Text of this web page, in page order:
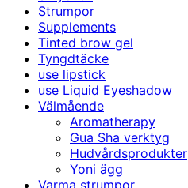
Strumpor
Supplements
Tinted brow gel
Tyngdtäcke
use lipstick
use Liquid Eyeshadow
Välmående
Aromatherapy
Gua Sha verktyg
Hudvårdsprodukter
Yoni ägg